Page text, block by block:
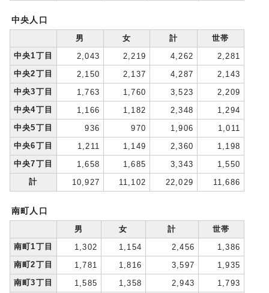
中央人口
男 女 計
世帯
中央1丁目
2,043 2,219 4,262
2,281
中央2丁目
2,150 2,137 4,287
2,143
中央3丁目
1,763 1,760 3,523
2,209
中央4丁目
1,166 1,182 2,348
1,294
中央5丁目
936 970 1,906
1,011
中央6丁目
1,211 1,149 2,360
1,198
中央7丁目
1,658 1,685 3,343
1,550
計
10,927 11,102 22,029 11,686
南町人口
男 女 計
世帯
南町1丁目
1,302 1,154 2,456
1,386
南町2丁目
1,781 1,816 3,597
1,935
南町3丁目
1,585 1,358 2,943
1,793